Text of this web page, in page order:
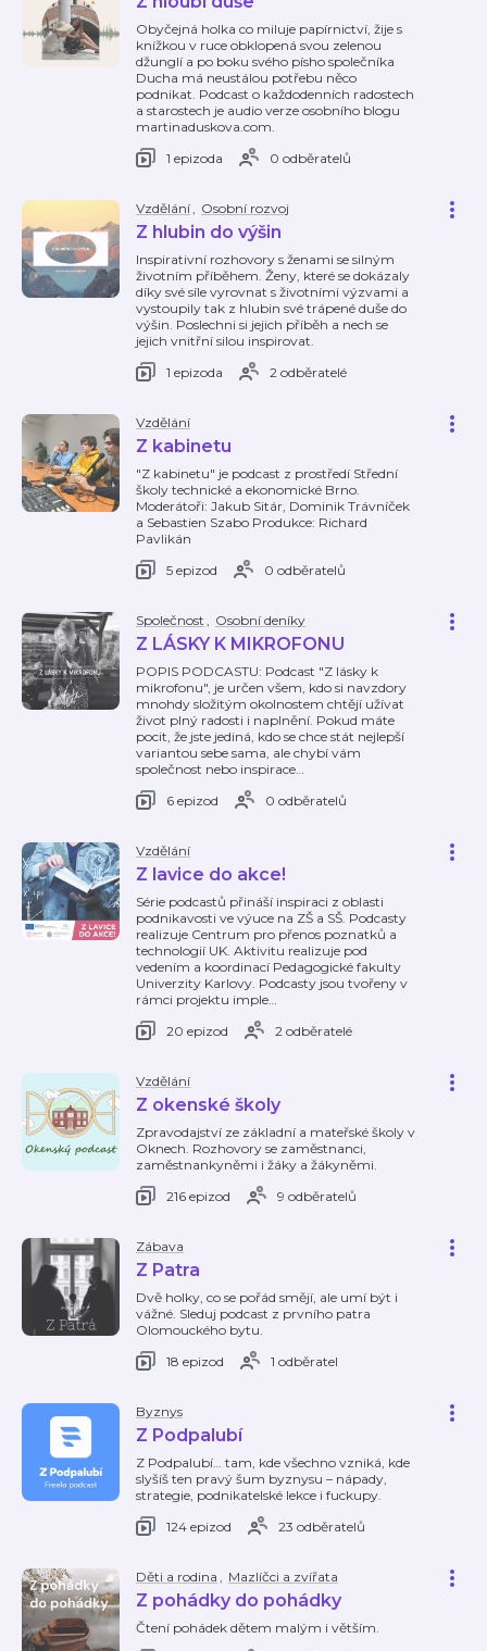
Obyčejná holka co miluje papírnictví, žije s
knížkou v ruce obklopená svou zelenou
džunglí a po boku svého písho společníka
Ducha má neustálou potřebu něco
podnikat. Podcast o každodenních radostech
a starostech je audio verze osobního blogu
martinaduskova.com.
1 epizoda
0 odběratelů
Vzdělání, Osobní rozvoj
Z hlubin do výšin
Inspirativní rozhovory s ženami se silným
životním příběhem. Ženy, které se dokázaly
díky své síle vyrovnat s životními výzvami a
vystoupily tak z hlubin své trápené duše do
výšin. Poslechni si jejich příběh a nech se
jejich vnitřní silou inspirovat.
1 epizoda
2 odběratelé
Vzdělání
Z kabinetu
"Z kabinetu" je podcast z prostředí Střední
školy technické a ekonomické Brno.
Moderátoři: Jakub Sitár, Dominik Trávníček
a Sebastien Szabo Produkce: Richard
Pavlikán
5 epizod
0 odběratelů
Společnost , Osobní deníky
Z LÁSKY K MIKROFONU
POPIS PODCASTU: Podcast "Z lásky k
mikrofonu", je určen všem, kdo si navzdory
mnohdy složitým okolnostem chtějí užívat
život plný radosti i naplnění. Pokud máte
pocit, že jste jediná, kdo se chce stát nejlepší
variantou sebe sama, ale chybí vám
společnost nebo inspirace…
6 epizod
0 odběratelů
Vzdělání
Z lavice do akce!
Série podcastů přináší inspiraci z oblasti
podnikavosti ve výuce na ZŠ a SŠ. Podcasty
realizuje Centrum pro přenos poznatků a
technologií UK. Aktivitu realizuje pod
vedením a koordinací Pedagogické fakulty
Univerzity Karlovy. Podcasty jsou tvořeny v
rámci projektu imple…
20 epizod
2 odběratelé
Vzdělání
Z okenské školy
Zpravodajství ze základní a mateřské školy v
Oknech. Rozhovory se zaměstnanci,
zaměstnankyněmi i žáky a žákyněmi.
216 epizod
9 odběratelů
Zábava
Z Patra
Dvě holky, co se pořád smějí, ale umí být i
vážné. Sleduj podcast z prvního patra
Olomouckého bytu.
18 epizod
1 odběratel
Byznys
Z Podpalubí
Z Podpalubí… tam, kde všechno vzniká, kde
slyšíš ten pravý šum byznysu – nápady,
strategie, podnikatelské lekce i fuckupy.
124 epizod
23 odběratelů
Děti a rodina , Mazlíčci a zvířata
Z pohádky do pohádky
Čtení pohádek dětem malým i větším.